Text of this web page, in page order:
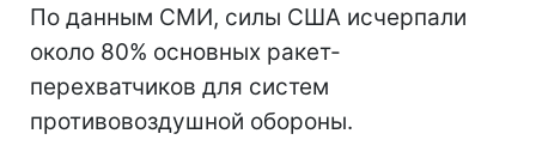
По данным СМИ, силы США исчерпали
около 80% основных ракет-
перехватчиков для систем
противовоздушной обороны.